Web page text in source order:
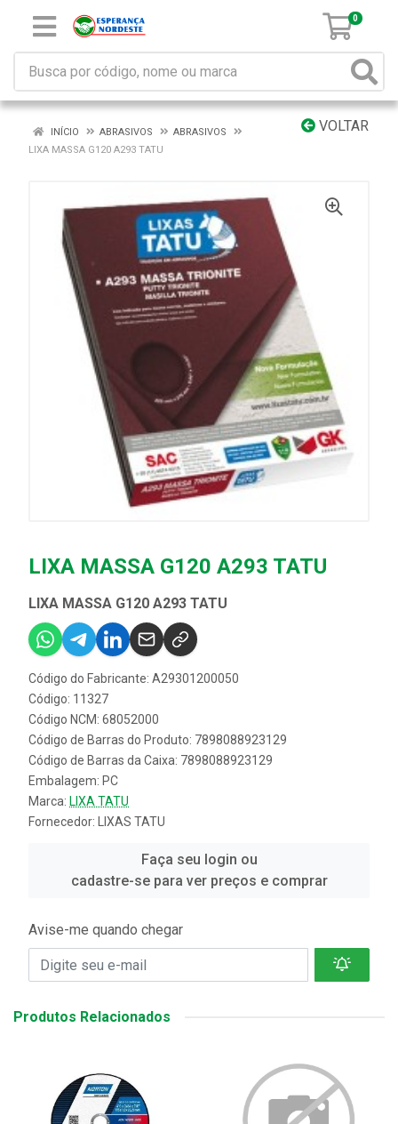
0
VOLTAR
INÍCIO ABRASIVOS
ABRASIVOS
LIXA MASSA G120 A293 TATU
LIXA MASSA G120 A293 TATU
LIXA MASSA G120 A293 TATU
Código do Fabricante: A29301200050
Código: 11327
Código NCM: 68052000
Código de Barras do Produto: 7898088923129
Código de Barras da Caixa: 7898088923129
Embalagem: PC
Marca: LIXA TATU
Fornecedor:
LIXAS TATU
Faça seu login ou
cadastre-se para ver preços e comprar
Avise-me quando chegar
Produtos Relacionados